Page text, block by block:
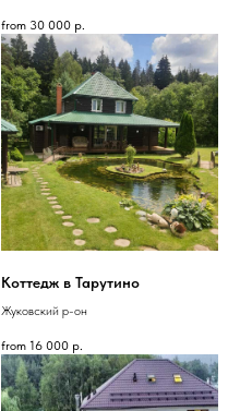
from 30 000 р.
Коттедж в Тарутино
Жуковский р-он
from 16 000 р.